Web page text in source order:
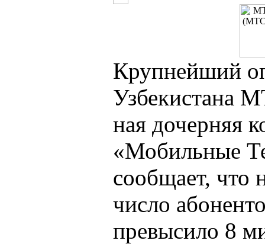
Крупнейший
Узбекистана
ная дочерняя
«Мобильные
сообщает, что
число
превысило 8